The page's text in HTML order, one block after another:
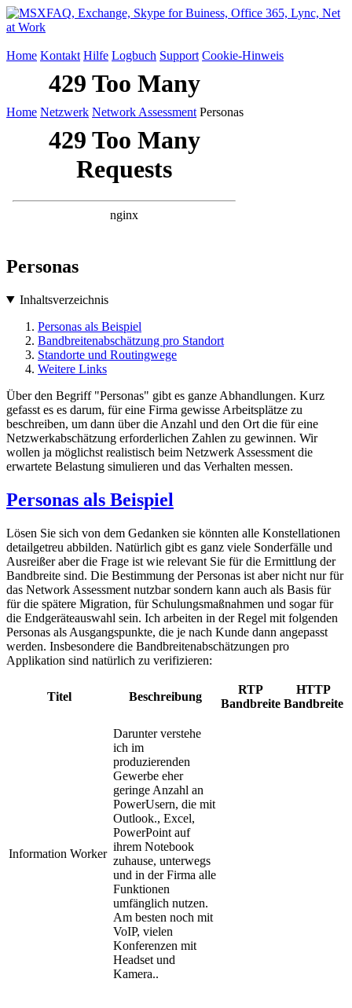
Home Kontakt Hilfe Logbuch Support Cookie-Hinweis
Home Netzwerk Network Assessment Personas
Personas
Inhaltsverzeichnis
Personas als Beispiel
Bandbreitenabschätzung pro Standort
Standorte und Routingwege
Weitere Links
Über den Begriff "Personas" gibt es ganze Abhandlungen. Kurz
gefasst es es darum, für eine Firma gewisse Arbeitsplätze zu
beschreiben, um dann über die Anzahl und den Ort die für eine
Netzwerkabschätzung erforderlichen Zahlen zu gewinnen. Wir
wollen ja möglichst realistisch beim Netzwerk Assessment die
erwartete Belastung simulieren und das Verhalten messen.
Personas als Beispiel
Lösen Sie sich von dem Gedanken sie könnten alle Konstellationen
detailgetreu abbilden. Natürlich gibt es ganz viele Sonderfälle und
Ausreißer aber die Frage ist wie relevant Sie für die Ermittlung der
Bandbreite sind. Die Bestimmung der Personas ist aber nicht nur für
das Network Assessment nutzbar sondern kann auch als Basis für
für die spätere Migration, für Schulungsmaßnahmen und sogar für
die Endgeräteauswahl sein. Ich arbeiten in der Regel mit folgenden
Personas als Ausgangspunkte, die je nach Kunde dann angepasst
werden. Insbesondere die Bandbreitenabschätzungen pro
Applikation sind natürlich zu verifizieren:
Titel Beschreibung
RTP
Bandbreite
HTTP
Bandbreite
Information Worker
Darunter verstehe
ich im
produzierenden
Gewerbe eher
geringe Anzahl an
PowerUsern, die mit
Outlook., Excel,
PowerPoint auf
ihrem Notebook
zuhause, unterwegs
und in der Firma alle
Funktionen
umfänglich nutzen.
Am besten noch mit
VoIP, vielen
Konferenzen mit
Headset und
Kamera..